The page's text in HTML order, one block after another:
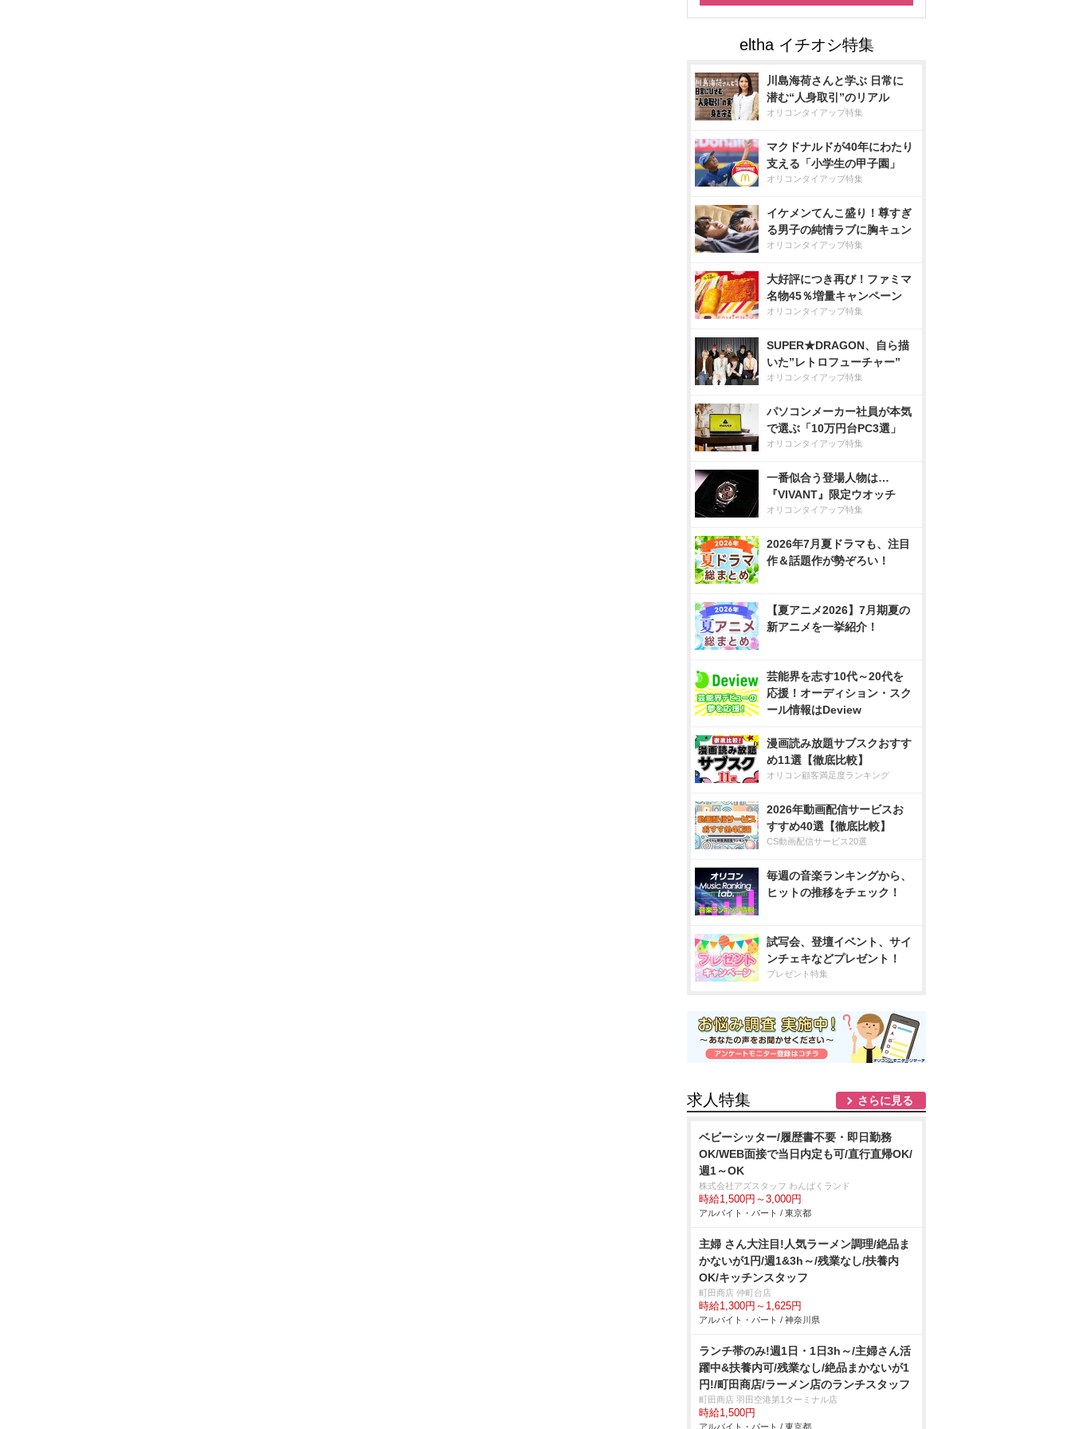
川島海荷さんと学ぶ 日常に
潜む“人身取引”のリアル
オリコンタイアップ特集
マクドナルドが40年にわたり
支える「小学生の甲子園」
オリコンタイアップ特集
イケメンてんこ盛り！尊すぎ
る男子の純情ラブに胸キュン
オリコンタイアップ特集
大好評につき再び！ファミマ
名物45％増量キャンペーン
オリコンタイアップ特集
SUPER★DRAGON、自ら描
いた”レトロフューチャー”
オリコンタイアップ特集
パソコンメーカー社員が本気
で選ぶ「10万円台PC3選」
オリコンタイアップ特集
一番似合う登場人物は…
『VIVANT』限定ウオッチ
オリコンタイアップ特集
2026年7月夏ドラマも、注目
作＆話題作が勢ぞろい！
【夏アニメ2026】7月期夏の
新アニメを一挙紹介！
芸能界を志す10代～20代を
応援！オーディション・スク
ール情報はDeview
漫画読み放題サブスクおすす
め11選【徹底比較】
オリコン顧客満足度ランキング
2026年動画配信サービスお
すすめ40選【徹底比較】
CS動画配信サービス20選
毎週の音楽ランキングから、
ヒットの推移をチェック！
試写会、登壇イベント、サイ
ンチェキなどプレゼント！
プレゼント特集
求人特集 さらに見る
ベビーシッター/履歴書不要・即日勤務
OK/WEB面接で当日内定も可/直行直帰OK/
週1～OK
株式会社アズスタッフ わんぱくランド
時給1,500円～3,000円
アルバイト・パート / 東京都
主婦 さん大注目!人気ラーメン調理/絶品ま
かないが1円/週1&3h～/残業なし/扶養内
OK/キッチンスタッフ
町田商店 仲町台店
時給1,300円～1,625円
アルバイト・パート / 神奈川県
ランチ帯のみ!週1日・1日3h～/主婦さん活
躍中&扶養内可/残業なし/絶品まかないが1
円!/町田商店/ラーメン店のランチスタッフ
町田商店 羽田空港第1ターミナル店
時給1,500円
アルバイト・パート / 東京都